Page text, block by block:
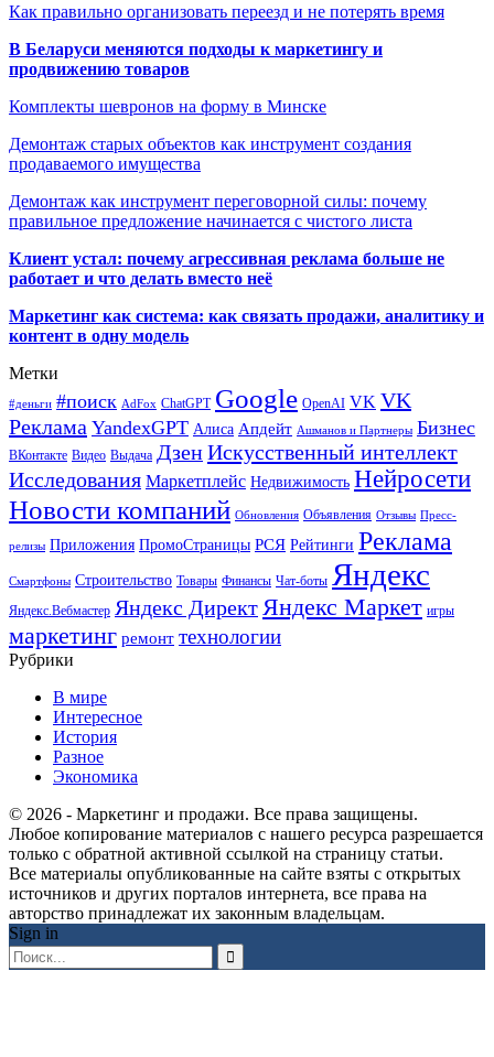
Как правильно организовать переезд и не потерять время
В Беларуси меняются подходы к маркетингу и
продвижению товаров
Комплекты шевронов на форму в Минске
Демонтаж старых объектов как инструмент создания
продаваемого имущества
Демонтаж как инструмент переговорной силы: почему
правильное предложение начинается с чистого листа
Клиент устал: почему агрессивная реклама больше не
работает и что делать вместо неё
Маркетинг как система: как связать продажи, аналитику и
контент в одну модель
Метки
#деньги #поиск AdFox ChatGPT Google OpenAI VK VK
Реклама YandexGPT Алиса Апдейт Ашманов и Партнеры Бизнес
ВКонтакте Видео Выдача ДзенИскусственный интеллект
Исследования Маркетплейс Недвижимость Нейросети
Новости компаний Обновления Объявления Отзывы Пресс-
релизы Приложения ПромоСтраницы РСЯ Рейтинги Реклама
Смартфоны Строительство Товары Финансы Чат-боты Яндекс
Яндекс.Вебмастер Яндекс Директ Яндекс Маркет игры
маркетинг ремонт технологии
Рубрики
В мире
Интересное
История
Разное
Экономика
© 2026 - Маркетинг и продажи. Все права защищены.
Любое копирование материалов с нашего ресурса разрешается
только с обратной активной ссылкой на страницу статьи.
Все материалы опубликованные на сайте взяты с открытых
источников и других порталов интернета, все права на
авторство принадлежат их законным владельцам.
Sign in